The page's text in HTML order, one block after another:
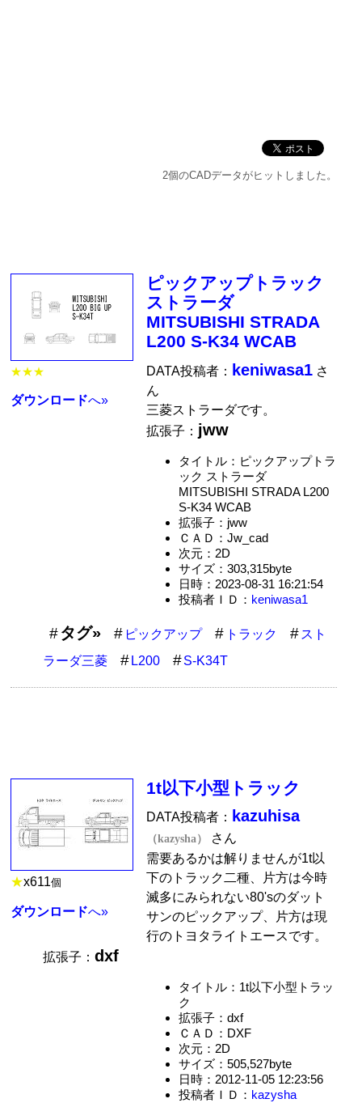
2個のCADデータがヒットしました。
★★★
ダウンロードへ»
ピックアップトラック
ストラーダ
MITSUBISHI STRADA
L200 S-K34 WCAB
DATA投稿者： keniwasa1 さ
ん
三菱ストラーダです。
拡張子： jww
タイトル：ピックアップトラ
ック ストラーダ
MITSUBISHI STRADA L200
S-K34 WCAB
拡張子：jww
ＣＡＤ：Jw_cad
次元：2D
サイズ：303,315byte
日時：2023-08-31 16:21:54
投稿者ＩＤ： keniwasa1
タグ» ピックアップ トラック
スト
ラーダ三菱
L200 S-K34T
★x611個
ダウンロードへ»
1t以下小型トラック
DATA投稿者： kazuhisa
（kazysha）
さん
需要あるかは解りませんが1t以
下のトラック二種、片方は今時
滅多にみられない80'sのダット
サンのピックアップ、片方は現
行のトヨタライトエースです。
拡張子：dxf
タイトル：1t以下小型トラッ
ク
拡張子：dxf
ＣＡＤ：DXF
次元：2D
サイズ：505,527byte
日時：2012-11-05 12:23:56
投稿者ＩＤ： kazysha